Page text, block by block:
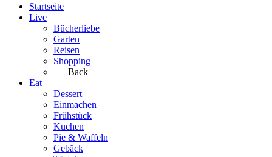
Startseite
Live
Bücherliebe
Garten
Reisen
Shopping
Back
Eat
Dessert
Einmachen
Frühstück
Kuchen
Pie & Waffeln
Gebäck